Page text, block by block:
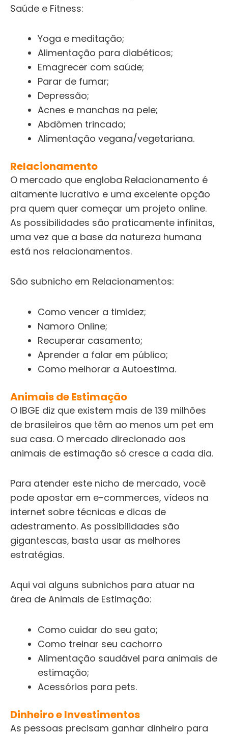
Saúde e Fitness:
Yoga e meditação;
Alimentação para diabéticos;
Emagrecer com saúde;
Parar de fumar;
Depressão;
Acnes e manchas na pele;
Abdômen trincado;
Alimentação vegana/vegetariana.
Relacionamento
O mercado que engloba Relacionamento é
altamente lucrativo e uma excelente opção
pra quem quer começar um projeto online.
As possibilidades são praticamente infinitas,
uma vez que a base da natureza humana
está nos relacionamentos.
São subnicho em Relacionamentos:
Como vencer a timidez;
Namoro Online;
Recuperar casamento;
Aprender a falar em público;
Como melhorar a Autoestima.
Animais de Estimação
O IBGE diz que existem mais de 139 milhões
de brasileiros que têm ao menos um pet em
sua casa. O mercado direcionado aos
animais de estimação só cresce a cada dia.
Para atender este nicho de mercado, você
pode apostar em e-commerces, vídeos na
internet sobre técnicas e dicas de
adestramento. As possibilidades são
gigantescas, basta usar as melhores
estratégias.
Aqui vai alguns subnichos para atuar na
área de Animais de Estimação:
Como cuidar do seu gato;
Como treinar seu cachorro
Alimentação saudável para animais de
estimação;
Acessórios para pets.
Dinheiro e Investimentos
As pessoas precisam ganhar dinheiro para